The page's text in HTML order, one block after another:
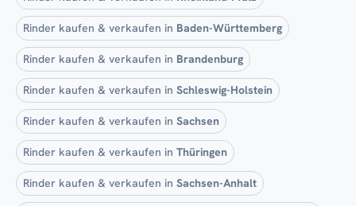
Rinder kaufen & verkaufen in Baden-Württemberg
Rinder kaufen & verkaufen in Brandenburg
Rinder kaufen & verkaufen in Schleswig-Holstein
Rinder kaufen & verkaufen in Sachsen
Rinder kaufen & verkaufen in Thüringen
Rinder kaufen & verkaufen in Sachsen-Anhalt